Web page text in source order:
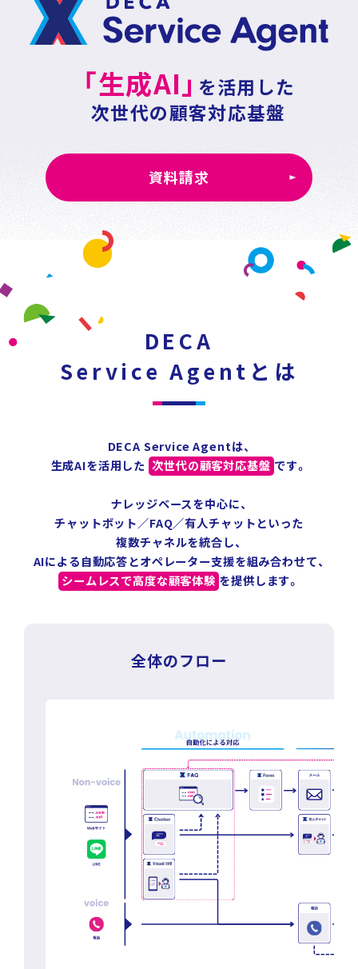
「生成AI」 を活用した
次世代の顧客対応基盤
資料請求
DECA
Service Agentとは
DECA Service Agentは、
生成AIを活用した 次世代の顧客対応基盤 です。
ナレッジベースを中心に、
チャットボット／FAQ／有人チャットといった
複数チャネルを統合し、
AIによる自動応答とオペレーター支援を組み合わせて、
シームレスで高度な顧客体験 を提供します。
全体のフロー